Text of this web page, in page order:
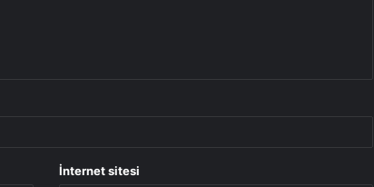
İnternet sitesi